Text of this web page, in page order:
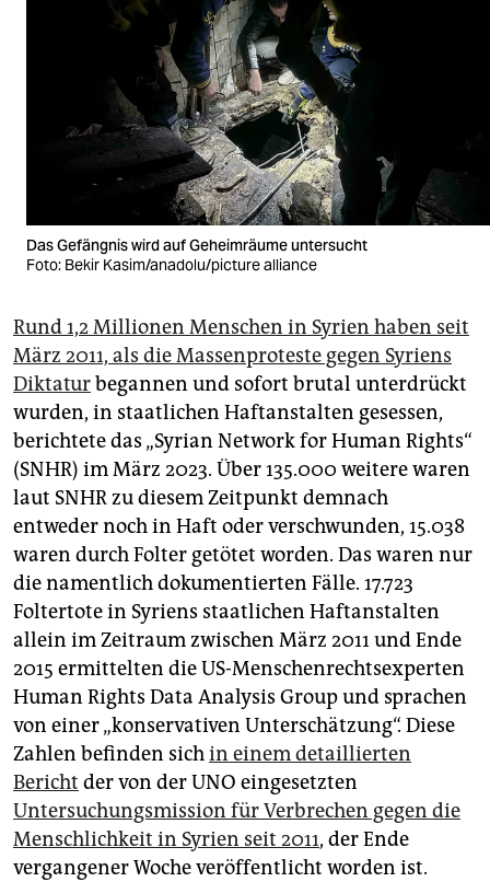
Das Gefängnis wird auf Geheimräume untersucht
Foto: Bekir Kasim/anadolu/picture alliance
Rund 1,2 Millionen Menschen in Syrien haben seit
März 2011, als die Massenproteste gegen Syriens
Diktaturbegannen und sofort brutal unterdrückt
wurden, in staatlichen Haftanstalten gesessen,
berichtete das „Syrian Network for Human Rights“
(SNHR) im März 2023. Über 135.000 weitere waren
laut SNHR zu diesem Zeitpunkt demnach
entweder noch in Haft oder verschwunden, 15.038
waren durch Folter getötet worden. Das waren nur
die namentlich dokumentierten Fälle. 17.723
Foltertote in Syriens staatlichen Haftanstalten
allein im Zeitraum zwischen März 2011 und Ende
2015 ermittelten die US-Menschenrechtsexperten
Human Rights Data Analysis Group und sprachen
von einer „konservativen Unterschätzung“. Diese
Zahlen befinden sichin einem detaillierten
Bericht der von der UNO eingesetzten
Untersuchungsmission für Verbrechen gegen die
Menschlichkeit in Syrien seit 2011, der Ende
vergangener Woche veröffentlicht worden ist.